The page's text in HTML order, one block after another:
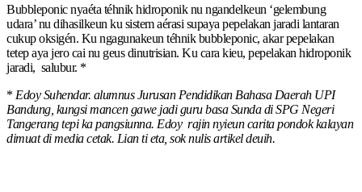
Bubbleponic nyaéta téhnik hidroponik nu ngandelkeun ‘gelembung
udara’ nu dihasilkeun ku sistem aérasi supaya pepelakan jaradi lantaran
cukup oksigén. Ku ngagunakeun téhnik bubbleponic, akar pepelakan
tetep aya jero cai nu geus dinutrisian. Ku cara kieu, pepelakan hidroponik
jaradi, salubur. *
* Edoy Suhendar. alumnus Jurusan Pendidikan Bahasa Daerah UPI
Bandung, kungsi mancen gawe jadi guru basa Sunda di SPG Negeri
Tangerang tepi ka pangsiunna. Edoy rajin nyieun carita pondok kalayan
dimuat di media cetak. Lian ti eta, sok nulis artikel deuih.